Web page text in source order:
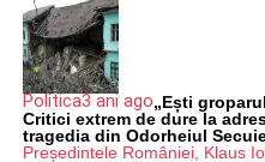
Politica3 ani ago„Ești
Critici extrem de dure la
tragedia din Odorheiul
Președintele României, Klaus